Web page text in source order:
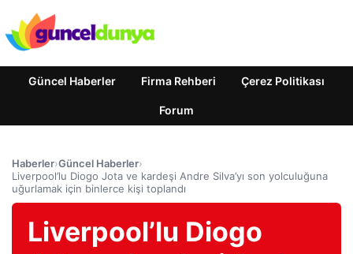
Güncel Haberler Firma Rehberi Çerez Politikası
Forum
Haberler›Güncel Haberler›
Liverpool’lu Diogo Jota ve kardeşi Andre Silva’yı son yolculuğuna
uğurlamak için binlerce kişi toplandı
Liverpool’lu Diogo